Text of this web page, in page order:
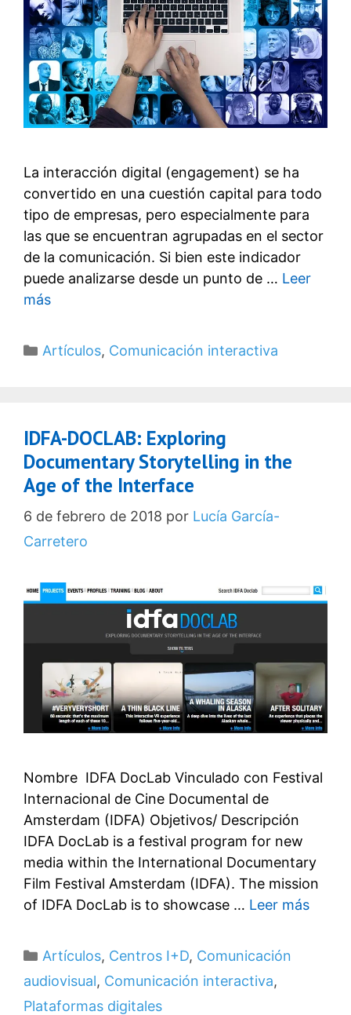
La interacción digital (engagement) se ha
convertido en una cuestión capital para todo
tipo de empresas, pero especialmente para
las que se encuentran agrupadas en el sector
de la comunicación. Si bien este indicador
puede analizarse desde un punto de … Leer
más
Categorías
Artículos, Comunicación interactiva
IDFA-DOCLAB: Exploring
Documentary Storytelling in the
Age of the Interface
6 de febrero de 2018 por Lucía García-
Carretero
Nombre IDFA DocLab Vinculado con Festival
Internacional de Cine Documental de
Amsterdam (IDFA) Objetivos/ Descripción
IDFA DocLab is a festival program for new
media within the International Documentary
Film Festival Amsterdam (IDFA). The mission
of IDFA DocLab is to showcase … Leer más
Categorías
Artículos, Centros I+D, Comunicación
audiovisual, Comunicación interactiva,
Plataformas digitales